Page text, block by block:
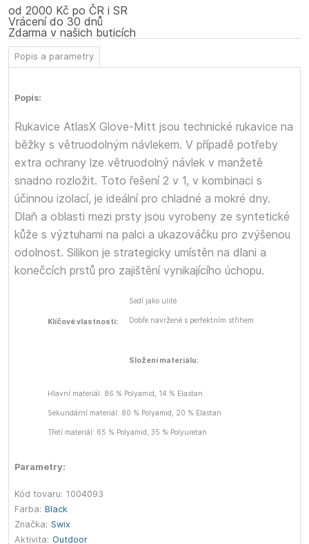
od 2000 Kč po ČR i SR
Vrácení do 30 dnů
Zdarma v našich buticích
Popis a parametry
Popis:
Rukavice AtlasX Glove-Mitt jsou technické rukavice na
běžky s větruodolným návlekem. V případě potřeby
extra ochrany lze větruodolný návlek v manžetě
snadno rozložit. Toto řešení 2 v 1, v kombinaci s
účinnou izolací, je ideální pro chladné a mokré dny.
Dlaň a oblasti mezi prsty jsou vyrobeny ze syntetické
kůže s výztuhami na palci a ukazováčku pro zvýšenou
odolnost. Silikon je strategicky umístěn na dlani a
konečcích prstů pro zajištění vynikajícího úchopu.
Klíčové vlastnosti:
Sedí jako ulité
Dobře navržené s perfektním střihem
Složení materiálu:
Hlavní materiál: 86 % Polyamid, 14 % Elastan
Sekundární materiál: 80 % Polyamid, 20 % Elastan
Třetí materiál: 65 % Polyamid, 35 % Polyuretan
Parametry:
Kód tovaru: 1004093
Farba: Black
Značka: Swix
Aktivita: Outdoor